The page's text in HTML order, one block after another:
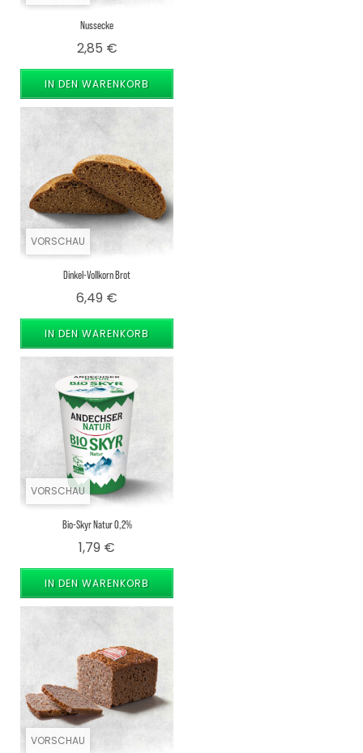
Nussecke
2,85 €Preis
IN DEN WARENKORB
VORSCHAU
Dinkel-Vollkorn Brot
6,49 €
IN DEN WARENKORB
VORSCHAU
Bio-Skyr Natur 0,2%
1,79 €
IN DEN WARENKORB
VORSCHAU